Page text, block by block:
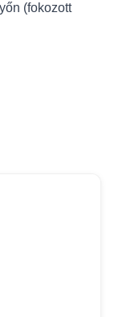
(fokozott